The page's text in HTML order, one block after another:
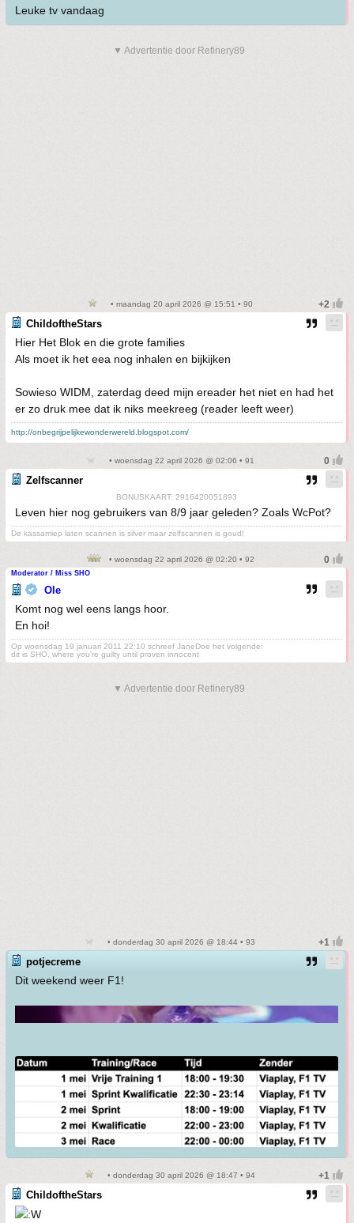
Leuke tv vandaag
▼ Advertentie door Refinery89
• maandag 20 april 2026 @ 15:51 • 90
ChildoftheStars
Hier Het Blok en die grote families
Als moet ik het eea nog inhalen en bijkijken
Sowieso WIDM, zaterdag deed mijn ereader het niet en had het
er zo druk mee dat ik niks meekreeg (reader leeft weer)
http://onbegrijpelijkewonderwereld.blogspot.com/
• woensdag 22 april 2026 @ 02:06 • 91
Zelfscanner
BONUSKAART: 2916420051893
Leven hier nog gebruikers van 8/9 jaar geleden? Zoals WcPot?
De kassamiep laten scannen is silver maar zelfscannen is goud!
• woensdag 22 april 2026 @ 02:20 • 92
Moderator / Miss SHO
Ole
Komt nog wel eens langs hoor.
En hoi!
Op woensdag 19 januari 2011 22:10 schreef JaneDoe het volgende:
dit is SHO, where you're guilty until proven innocent
▼ Advertentie door Refinery89
• donderdag 30 april 2026 @ 18:44 • 93
potjecreme
Dit weekend weer F1!
• donderdag 30 april 2026 @ 18:47 • 94
ChildoftheStars